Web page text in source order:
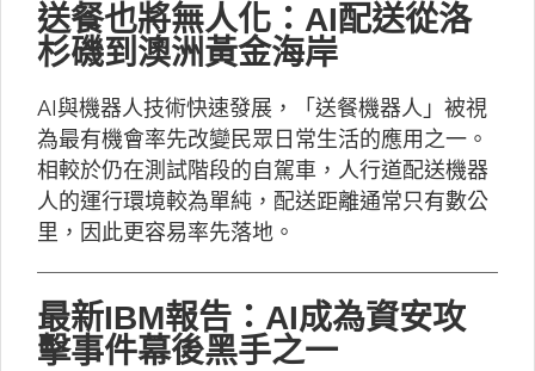
送餐也將無人化：AI配送從洛
杉磯到澳洲黃金海岸
AI與機器人技術快速發展，「送餐機器人」被視
為最有機會率先改變民眾日常生活的應用之一。
相較於仍在測試階段的自駕車，人行道配送機器
人的運行環境較為單純，配送距離通常只有數公
里，因此更容易率先落地。
最新IBM報告：AI成為資安攻
擊事件幕後黑手之一